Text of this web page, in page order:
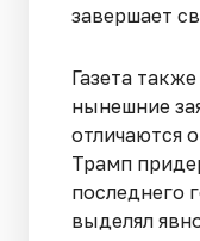
завершает
Газета
нынешние
отличаются
Трамп
последнего
выделял